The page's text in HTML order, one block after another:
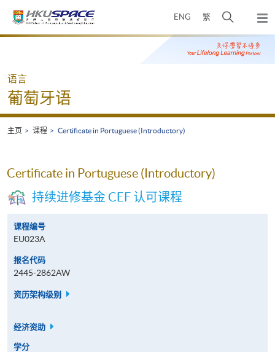
ENG 繁
开
搜
寻
弹
出
主
Main
语言
葡萄牙语
主页 课程 Certificate in Portuguese (Introductory)
Certificate in Portuguese (Introductory)
持续进修基金 CEF 认可课程
课程编号
EU023A
报名代码
2445-2862AW
资历架构级别
经济资助
学分